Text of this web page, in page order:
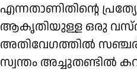
എന്നതാണിതിന്റെ
ആകൃതിയുള്ള ഒരു വസ്തു
അതിവേഗത്തില്‍
സ്വന്തം അച്ചുതണ്ടില്‍